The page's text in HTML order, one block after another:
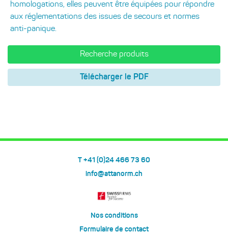
homologations, elles peuvent être équipées pour répondre
aux réglementations des issues de secours et normes
anti-panique.
Recherche produits
Télécharger le PDF
T +41 (0)24 466 73 60
info@attanorm.ch
Nos conditions
Formulaire de contact